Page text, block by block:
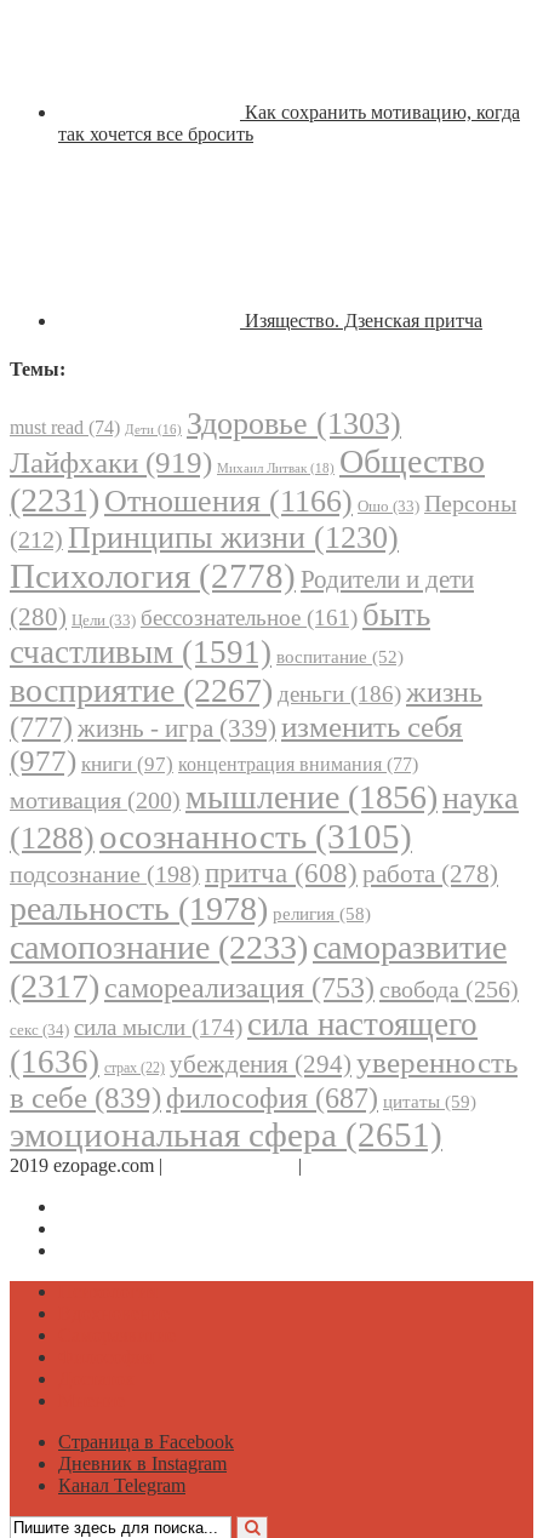
Как сохранить мотивацию, когда
так хочется все бросить
Изящество. Дзенская притча
Темы:
must read (74) Дети (16) Здоровье (1303)
Лайфхаки (919) Михаил Литвак (18) Общество
(2231) Отношения (1166) Ошо (33) Персоны
(212) Принципы жизни (1230)
Психология (2778) Родители и дети
(280) Цели (33) бессознательное (161) быть
счастливым (1591) воспитание (52)
восприятие (2267) деньги (186)жизнь
(777) жизнь - игра (339) изменить себя
(977) книги (97) концентрация внимания (77)
мотивация (200) мышление (1856)наука
(1288) осознанность (3105)
подсознание (198) притча (608) работа (278)
реальность (1978) религия (58)
самопознание (2233)саморазвитие
(2317) самореализация (753) свобода (256)
секс (34) сила мысли (174) сила настоящего
(1636) страх (22) убеждения (294) уверенность
в себе (839) философия (687) цитаты (59)
эмоциональная сфера (2651)
2019 ezopage.com | |
Страница в Facebook
Дневник в Instagram
Канал Telegram